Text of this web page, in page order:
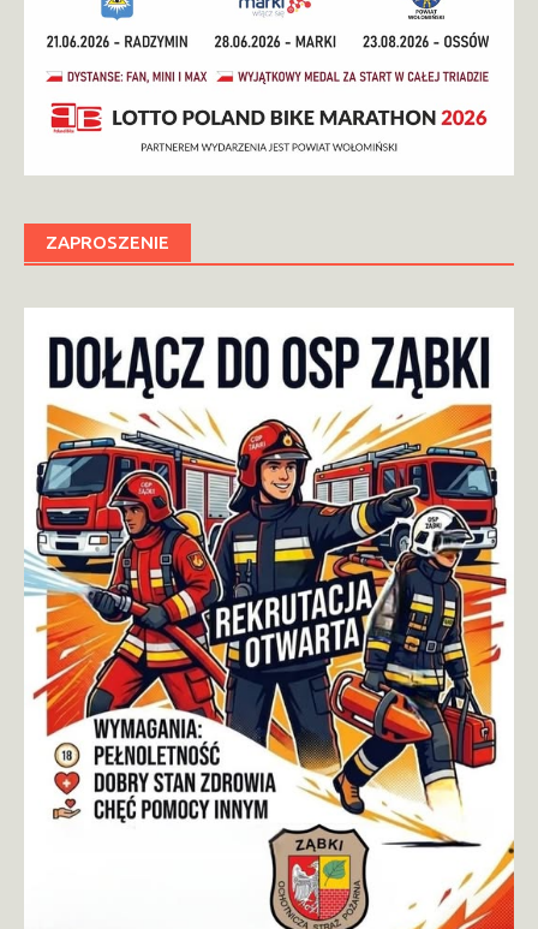
ZAPROSZENIE